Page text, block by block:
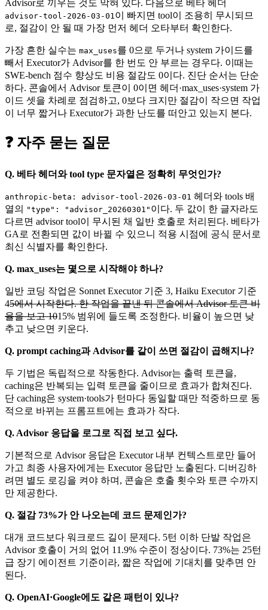
Advisor로 끼우는 것도 막혀 있다. 다음으로 베타 헤더
advisor-tool-2026-03-01이 빠지면 tool이 조용히 무시되므
로, 절감이 안 될 때 가장 먼저 헤더 오타부터 확인한다.
가장 흔한 실수는 max_uses를 0으로 두거나 system 가이드를
빼서 Executor가 Advisor를 한 번도 안 부르는 경우다. 이때는
SWE-bench 점수 향상도 비용 절감도 0이다. 진단 순서는 단순
하다. 콘솔에서 Advisor 토큰이 0이면 헤더·max_uses·system 가
이드 셋을 차례로 점검하고, 0보다 크지만 절감이 작으면 작업
이 너무 짧거나 Executor가 과한 난도를 떠안고 있는지 본다.
❓ 자주 묻는 질문
Q. 베타 헤더와 tool type 문자열은 정확히 무엇인가?
anthropic-beta: advisor-tool-2026-03-01 헤더와 tools 배
열의
"type": "advisor_20260301" 이다. 두 값이 한 글자라도
다르면 advisor tool이 무시된 채 일반 호출로 처리된다. 베타가
GA로 전환되면 값이 바뀔 수 있으니 적용 시점에 공식 문서로
최신 식별자를 확인한다.
Q. max_uses는 몇으로 시작해야 하나?
일반 코딩 작업은 Sonnet Executor 기준 3, Haiku Executor 기준
45에서 시작한다. 한 작업을 끝낸 뒤 콘솔에서 Advisor 토큰 비
율을 보고 1015% 범위에 들도록 조정한다. 비율이 높으면 낮
추고 낮으면 키운다.
Q. prompt caching과 Advisor를 같이 쓰면 절감이 곱해지나?
두 기법은 독립적으로 작동한다. Advisor는 출력 토큰을,
caching은 반복되는 입력 토큰을 줄이므로 효과가 합쳐진다.
단 caching은 system·tools가 턴마다 동일할 때만 적중하므로 동
적으로 바뀌는 프롬프트에는 효과가 작다.
Q. Advisor 응답을 로그로 직접 보고 싶다.
기본적으로 Advisor 응답은 Executor 내부 컨텍스트로만 들어
가고 최종 사용자에게는 Executor 응답만 노출된다. 디버깅하
려면 별도 로깅을 켜야 하며, 콘솔은 호출 횟수와 토큰 수까지
만 제공한다.
Q. 절감 73%가 안 나오는데 코드 문제인가?
대개 코드보다 워크로드 길이 문제다. 5턴 이하 단발 작업은
Advisor 호출이 거의 없어 11.9% 수준이 정상이다. 73%는 25턴
급 장기 에이전트 기준이라, 짧은 작업에 기대치를 맞추면 안
된다.
Q. OpenAI·Google에도 같은 패턴이 있나?